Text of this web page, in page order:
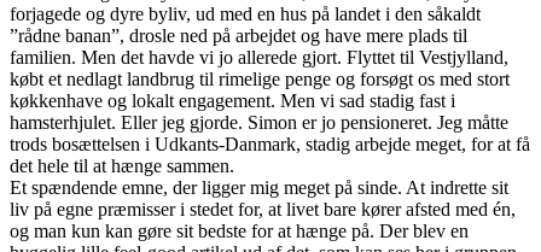
forjagede og dyre byliv, ud med en hus på landet i den såkaldt
”rådne banan”, drosle ned på arbejdet og have mere plads til
familien. Men det havde vi jo allerede gjort. Flyttet til Vestjylland,
købt et nedlagt landbrug til rimelige penge og forsøgt os med stort
køkkenhave og lokalt engagement. Men vi sad stadig fast i
hamsterhjulet. Eller jeg gjorde. Simon er jo pensioneret. Jeg måtte
trods bosættelsen i Udkants-Danmark, stadig arbejde meget, for at få
det hele til at hænge sammen.
Et spændende emne, der ligger mig meget på sinde. At indrette sit
liv på egne præmisser i stedet for, at livet bare kører afsted med én,
og man kun kan gøre sit bedste for at hænge på. Der blev en